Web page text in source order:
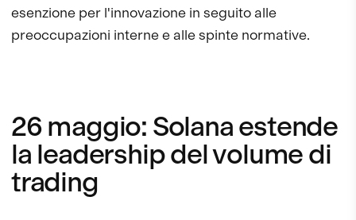
esenzione per l'innovazione in seguito alle
preoccupazioni interne e alle spinte normative.
26 maggio: Solana estende
la leadership del volume di
trading